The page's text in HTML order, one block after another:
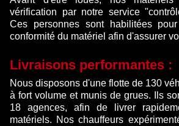
vérification par notre service
Ces personnes sont habilitées
conformité du matériel afin d'assurer
Livraisons performantes :
Nous disposons d'une flotte de 130
à fort volume et munis de grues. Ils
18 agences, afin de livrer
matériels. Nos chauffeurs